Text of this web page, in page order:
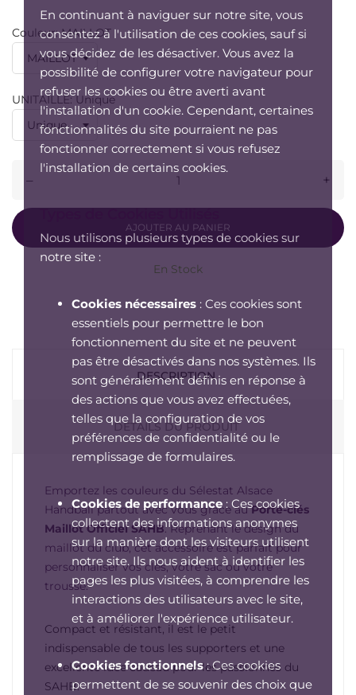
En continuant à naviguer sur notre site, vous
consentez à l'utilisation de ces cookies, sauf si
vous décidez de les désactiver. Vous avez la
possibilité de configurer votre navigateur pour
refuser les cookies ou être averti avant
l'installation d'un cookie. Cependant, certaines
fonctionnalités du site pourraient ne pas
fonctionner correctement si vous refusez
l'installation de certains cookies.
Nous utilisons plusieurs types de cookies sur
notre site :
Cookies nécessaires : Ces cookies sont
essentiels pour permettre le bon
fonctionnement du site et ne peuvent
pas être désactivés dans nos systèmes. Ils
sont généralement définis en réponse à
des actions que vous avez effectuées,
telles que la configuration de vos
préférences de confidentialité ou le
remplissage de formulaires.
Cookies de performance : Ces cookies
collectent des informations anonymes
sur la manière dont les visiteurs utilisent
notre site. Ils nous aident à identifier les
pages les plus visitées, à comprendre les
interactions des utilisateurs avec le site,
et à améliorer l'expérience utilisateur.
Cookies fonctionnels: Ces cookies
permettent de se souvenir des choix que
Couleur: MAILLOT
UNITAILLE: Unique
– +
AJOUTER AU PANIER
En Stock
DESCRIPTION
DÉTAILS DU PRODUIT
Emportez les couleurs du Sélestat Alsace
Handball partout avec vous grâce auPorte-clés
Maillot Officiel SAHB. Reprenant le design du
maillot du club, cet accessoire est parfait pour
personnaliser vos clés, votre sac ou votre
trousse.
Compact et résistant, il est le petit
indispensable de tous les supporters et une
excellente idée cadeau pour les passionnés du
SAHB.